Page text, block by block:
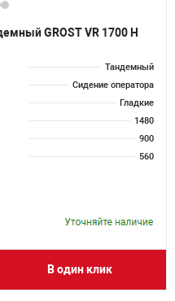
GROST VR 1700 H
Тандемный
Сидение оператора
Гладкие
1480
900
560
В один клик